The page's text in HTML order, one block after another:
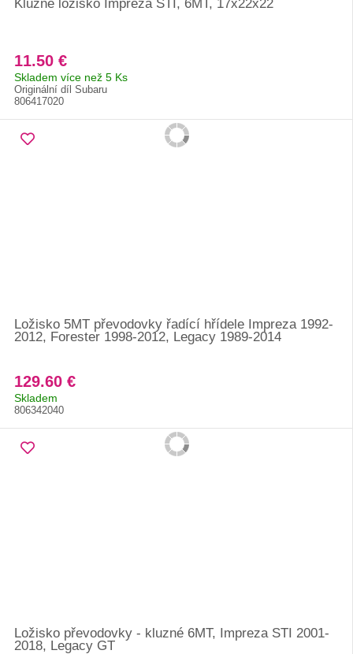
Kluzné ložisko Impreza STI, 6MT, 17x22x22
11.50 €
Skladem více než 5 Ks
Originální díl Subaru
806417020
Ložisko 5MT převodovky řadící hřídele Impreza 1992-
2012, Forester 1998-2012, Legacy 1989-2014
129.60 €
Skladem
806342040
Ložisko převodovky - kluzné 6MT, Impreza STI 2001-
2018, Legacy GT